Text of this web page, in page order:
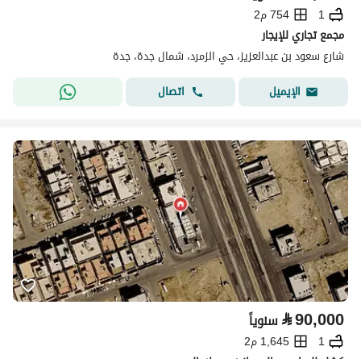
1
754 م2
مجمع تجاري للإيجار
شارع سعود بن عبدالعزيز، حي الزمرد، شمال جدة، جدة
الإيميل
اتصال
⃁90,000 سنوياً
1
1,645 م2